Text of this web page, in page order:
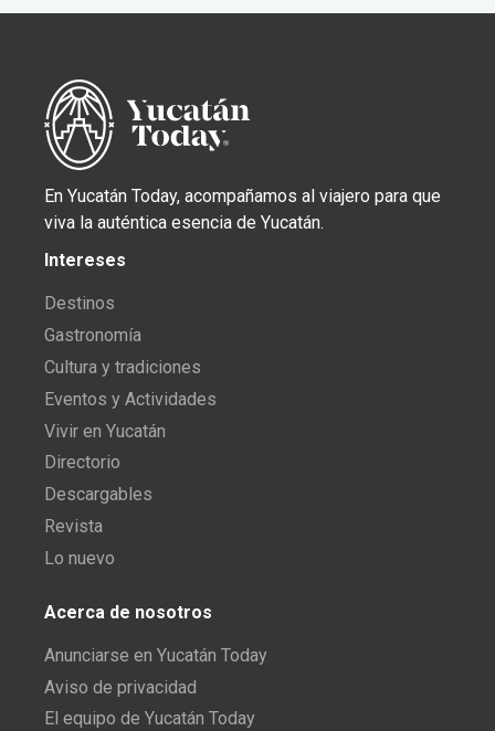
En Yucatán Today, acompañamos al viajero para que
viva la auténtica esencia de Yucatán.
Intereses
Destinos
Gastronomía
Cultura y tradiciones
Eventos y Actividades
Vivir en Yucatán
Directorio
Descargables
Revista
Lo nuevo
Acerca de nosotros
Anunciarse en Yucatán Today
Aviso de privacidad
El equipo de Yucatán Today